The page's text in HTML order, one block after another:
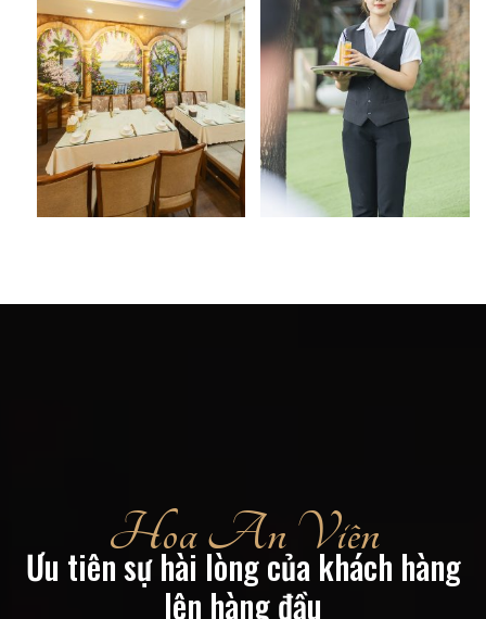
Hoa An Viên
Ưu tiên sự hài lòng của khách hàng
lên hàng đầu